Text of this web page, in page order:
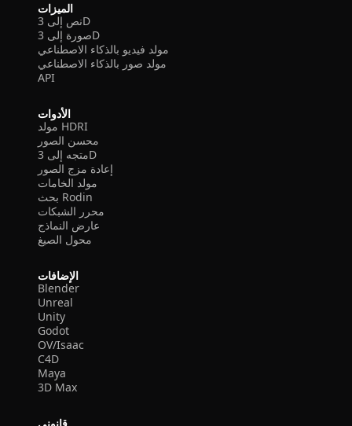
الميزات
نص إلى 3D
صورة إلى 3D
مولد فيديو بالذكاء الاصطناعي
مولد صور بالذكاء الاصطناعي
API
الأدوات
مولد HDRI
محسن الصور
متجه إلى 3D
إعادة مزج الصور
مولد الخامات
بحث Rodin
محرر الشبكات
عارض النماذج
محول الصيغ
الإضافات
Blender
Unreal
Unity
Godot
OV/Isaac
C4D
Maya
3D Max